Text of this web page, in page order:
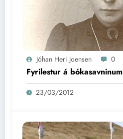
Jóhan Heri Joensen 0
Fyrilestur á bókasavninum
23/03/2012